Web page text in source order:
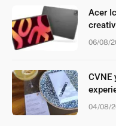
Acer
06/08/
CVNE
04/08/